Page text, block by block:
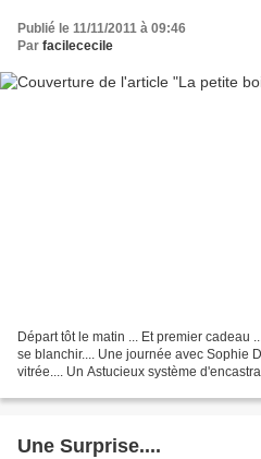
Publié le 11/11/2011 à 09:46
Par facilececile
Départ tôt le matin ... Et premier cadeau
se blanchir.... Une journée avec Sophie
vitrée.... Un Astucieux système
Une Surprise....